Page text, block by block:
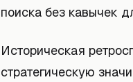
поиска без кавычек
Историческая
стратегическую